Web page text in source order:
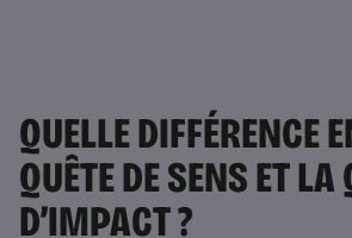
QUELLE DIFFÉRENCE
QUÊTE DE SENS ET LA
D’IMPACT ?